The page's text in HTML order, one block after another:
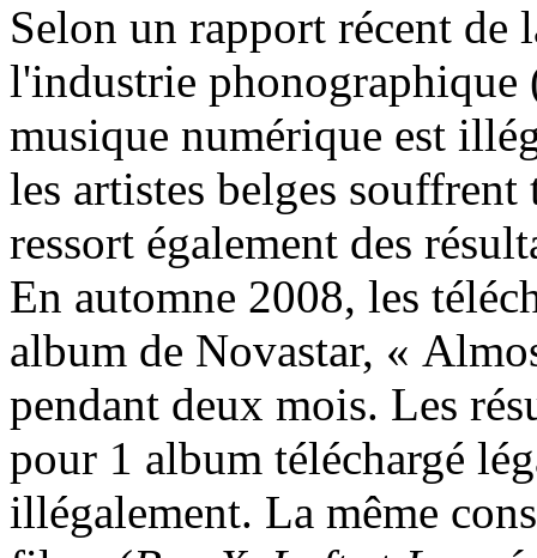
Selon un rapport récent de
l'industrie phonographique
musique numérique est
les artistes belges
ressort également des
En automne 2008, les
album de Novastar, «
pendant deux mois. Les
pour 1 album téléchargé
illégalement. La même